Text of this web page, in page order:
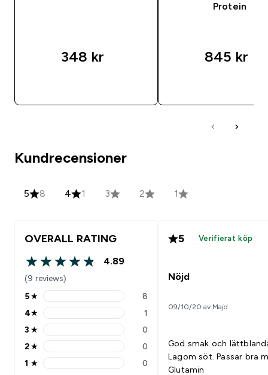
348 kr‎
Protein
845 kr‎
Kundrecensioner
5 8 4 1 3 2 1
OVERALL RATING
4.89 out of 5 stars
4.89
(9 reviews)
5 stars rating 8 reviews
5★ 8
4 stars rating 1 reviews
4★ 1
3 stars rating 0 reviews
3 ★ 0
2 stars rating 0 reviews
2★ 0
1 stars rating 0 reviews
1 ★ 0
5 Verifierat köp
Nöjd
09/10/20 av Majd
God smak och
Lagom söt. Passar bra med:
Glutamin